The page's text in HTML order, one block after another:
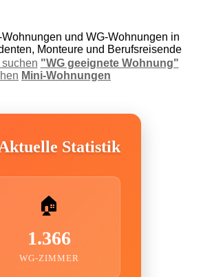
und WG-Wohnungen in
Monteure und Berufsreisende
suchen "WG geeignete Wohnung"
Mini-Wohnungen
Statistik
🏠
1.366
WG-ZIMMER